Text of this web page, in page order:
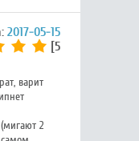
2017-05-15
[5
варит
2